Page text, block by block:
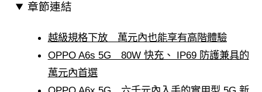
章節連結
越級規格下放 萬元內也能享有高階體驗
OPPO A6s 5G 80W 快充、 IP69 防護兼具的
萬元內首選